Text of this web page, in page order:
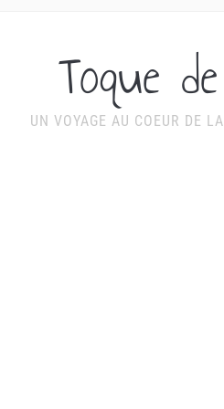
Toque
UN VOYAGE AU COEUR DE